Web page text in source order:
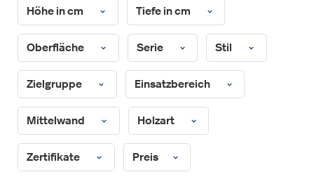
Höhe in cm Tiefe in cm
Oberfläche Serie Stil
Zielgruppe Einsatzbereich
Mittelwand Holzart
Zertifikate Preis